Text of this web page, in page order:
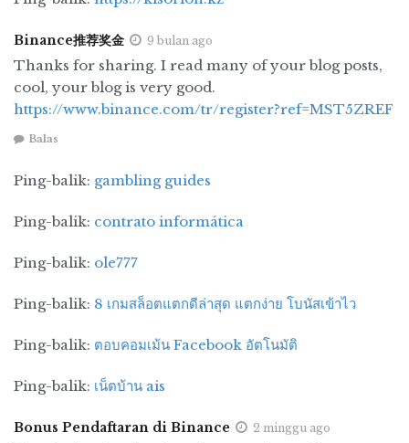
The Outsider
pretensi heroik, rela mati demi kebenaran.
Karya-karya camus selalu menarik untuk
dibaca, dan direnungkan sebagai bagian dari
refleksi kehidupan. ***
a
c
e
b
o
o
h
at
s
A
p
p
el
g
r
a
m
h
r
e
The Outsider
Binance推荐奖金 9 bulan ago
Thanks for sharing. I read many of your blog posts,
cool, your blog is very good.
https://www.binance.com/tr/register?ref=MST5ZREF
Balas
Ping-balik: gambling guides
Ping-balik: contrato informática
Ping-balik: ole777
Ping-balik: 8 เกมสล็อตแตกดีล่าสุด แตกง่าย โบนัสเข้าไว
Ping-balik: ตอบคอมเม้น Facebook อัตโนมัติ
Ping-balik: เน็ตบ้าน ais
Bonus Pendaftaran di Binance 2 minggu ago